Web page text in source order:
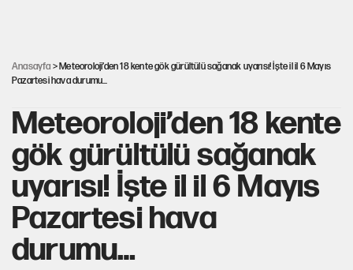
Anasayfa > Meteoroloji’den 18 kente gök gürültülü sağanak uyarısı! İşte il il 6 Mayıs
Pazartesi hava durumu…
Meteoroloji’den 18 kente
gök gürültülü sağanak
uyarısı! İşte il il 6 Mayıs
Pazartesi hava
durumu…